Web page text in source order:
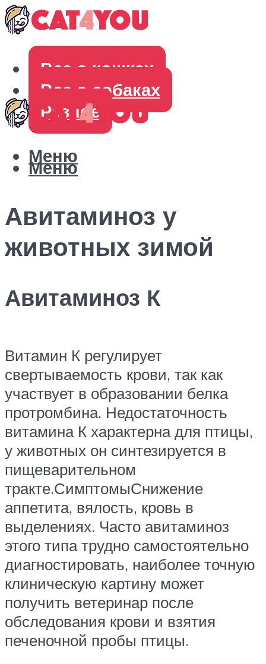
Все о кошках
Все о собаках
Разное
Меню
Меню
Авитаминоз у
животных зимой
Авитаминоз К
Витамин К регулирует
свертываемость крови, так как
участвует в образовании белка
протромбина. Недостаточность
витамина К характерна для птицы,
у животных он синтезируется в
пищеварительном
тракте.СимптомыСнижение
аппетита, вялость, кровь в
выделениях. Часто авитаминоз
этого типа трудно самостоятельно
диагностировать, наиболее точную
клиническую картину может
получить ветеринар после
обследования крови и взятия
печеночной пробы птицы.